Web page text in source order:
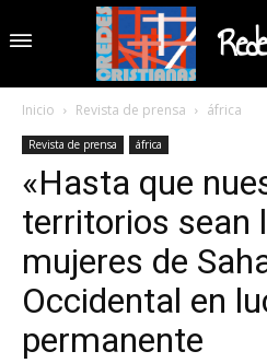
Inicio Revista de prensa áfrica
Revista de prensa áfrica
«Hasta que
territorios sean
mujeres de
Occidental en
permanente